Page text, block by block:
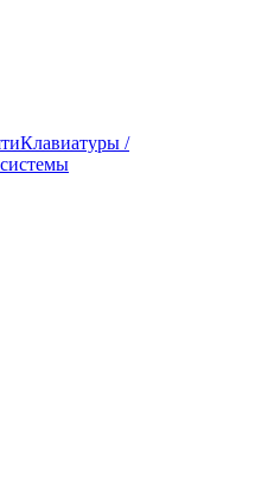
Клавиатуры /